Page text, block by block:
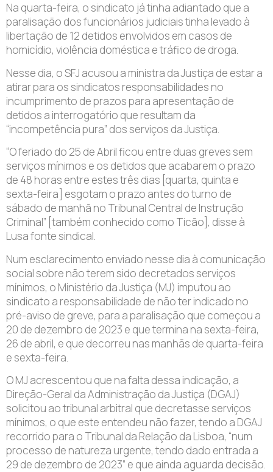
Na quarta-feira, o sindicato já tinha adiantado que a
paralisação dos funcionários judiciais tinha levado à
libertação de 12 detidos envolvidos em casos de
homicídio, violência doméstica e tráfico de droga.
Nesse dia, o SFJ acusou a ministra da Justiça de estar a
atirar para os sindicatos responsabilidades no
incumprimento de prazos para apresentação de
detidos a interrogatório que resultam da
“incompetência pura” dos serviços da Justiça.
“O feriado do 25 de Abril ficou entre duas greves sem
serviços mínimos e os detidos que acabarem o prazo
de 48 horas entre estes três dias [quarta, quinta e
sexta-feira] esgotam o prazo antes do turno de
sábado de manhã no Tribunal Central de Instrução
Criminal” [também conhecido como Ticão], disse à
Lusa fonte sindical.
Num esclarecimento enviado nesse dia à comunicação
social sobre não terem sido decretados serviços
mínimos, o Ministério da Justiça (MJ) imputou ao
sindicato a responsabilidade de não ter indicado no
pré-aviso de greve, para a paralisação que começou a
20 de dezembro de 2023 e que termina na sexta-feira,
26 de abril, e que decorreu nas manhãs de quarta-feira
e sexta-feira.
O MJ acrescentou que na falta dessa indicação, a
Direção-Geral da Administração da Justiça (DGAJ)
solicitou ao tribunal arbitral que decretasse serviços
mínimos, o que este entendeu não fazer, tendo a DGAJ
recorrido para o Tribunal da Relação da Lisboa, “num
processo de natureza urgente, tendo dado entrada a
29 de dezembro de 2023” e que ainda aguarda decisão.